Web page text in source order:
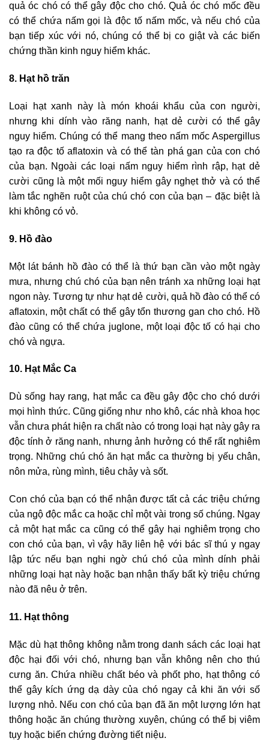
quả óc chó có thể gây độc cho chó. Quả óc chó mốc đều
có thể chứa nấm gọi là độc tố nấm mốc, và nếu chó của
bạn tiếp xúc với nó, chúng có thể bị co giật và các biến
chứng thần kinh nguy hiểm khác.
8. Hạt hồ trăn
Loại hạt xanh này là món khoái khẩu của con người,
nhưng khi dính vào răng nanh, hạt dẻ cười có thể gây
nguy hiểm. Chúng có thể mang theo nấm mốc Aspergillus
tạo ra độc tố aflatoxin và có thể tàn phá gan của con chó
của bạn. Ngoài các loại nấm nguy hiểm rình rập, hạt dẻ
cười cũng là một mối nguy hiểm gây nghẹt thở và có thể
làm tắc nghẽn ruột của chú chó con của bạn – đặc biệt là
khi không có vỏ.
9. Hồ đào
Một lát bánh hồ đào có thể là thứ bạn cần vào một ngày
mưa, nhưng chú chó của bạn nên tránh xa những loại hạt
ngon này. Tương tự như hạt dẻ cười, quả hồ đào có thể có
aflatoxin, một chất có thể gây tổn thương gan cho chó. Hồ
đào cũng có thể chứa juglone, một loại độc tố có hại cho
chó và ngựa.
10. Hạt Mắc Ca
Dù sống hay rang, hạt mắc ca đều gây độc cho chó dưới
mọi hình thức. Cũng giống như nho khô, các nhà khoa học
vẫn chưa phát hiện ra chất nào có trong loại hạt này gây ra
độc tính ở răng nanh, nhưng ảnh hưởng có thể rất nghiêm
trọng. Những chú chó ăn hạt mắc ca thường bị yếu chân,
nôn mửa, rùng mình, tiêu chảy và sốt.
Con chó của bạn có thể nhận được tất cả các triệu chứng
của ngộ độc mắc ca hoặc chỉ một vài trong số chúng. Ngay
cả một hạt mắc ca cũng có thể gây hại nghiêm trọng cho
con chó của bạn, vì vậy hãy liên hệ với bác sĩ thú y ngay
lập tức nếu bạn nghi ngờ chú chó của mình dính phải
những loại hạt này hoặc bạn nhận thấy bất kỳ triệu chứng
nào đã nêu ở trên.
11. Hạt thông
Mặc dù hạt thông không nằm trong danh sách các loại hạt
độc hại đối với chó, nhưng bạn vẫn không nên cho thú
cưng ăn. Chứa nhiều chất béo và phốt pho, hạt thông có
thể gây kích ứng dạ dày của chó ngay cả khi ăn với số
lượng nhỏ. Nếu con chó của bạn đã ăn một lượng lớn hạt
thông hoặc ăn chúng thường xuyên, chúng có thể bị viêm
tụy hoặc biến chứng đường tiết niệu.